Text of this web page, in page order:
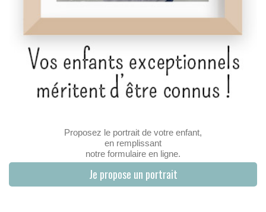
Proposez le portrait de votre enfant,
en remplissant
notre formulaire en ligne.
Je propose un portrait